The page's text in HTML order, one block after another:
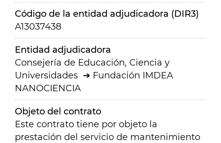
Código de la entidad adjudicadora (DIR3)
A13037438
Entidad adjudicadora
Consejería de Educación, Ciencia y
Universidades
Fundación IMDEA
NANOCIENCIA
Objeto del contrato
Este contrato tiene por objeto la
prestación del servicio de mantenimiento